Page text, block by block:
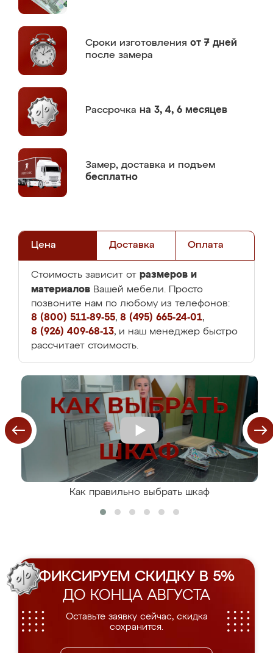
Сроки изготовления от 7 дней
после замера
Рассрочка на 3, 4, 6 месяцев
Замер, доставка и подъем
бесплатно
Цена Доставка Оплата
Стоимость зависит от размеров и
материалов Вашей мебели. Просто
позвоните нам по любому из телефонов:
8 (800) 511-89-55, 8 (495) 665-24-01,
8 (926) 409-68-13, и наш менеджер быстро
рассчитает стоимость.
Как правильно выбрать шкаф
ФИКСИРУЕМ СКИДКУ В 5%
ДО КОНЦА АВГУСТА
Оставьте заявку сейчас, скидка
сохранится.